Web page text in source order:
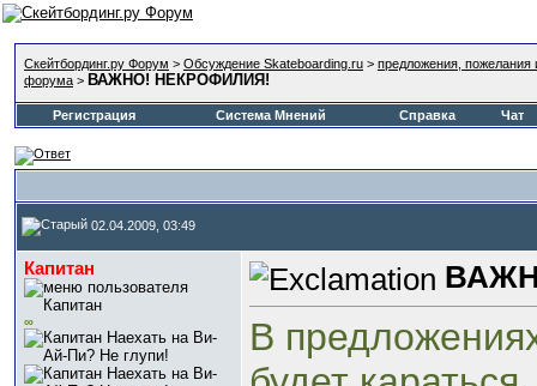
Скейтбординг.ру Форум > Обсуждение Skateboarding.ru > предложения, пожелания
форума > ВАЖНО! НЕКРОФИЛИЯ!
Регистрация Система Мнений Справка Чат
02.04.2009, 03:49
Капитан
∞
В